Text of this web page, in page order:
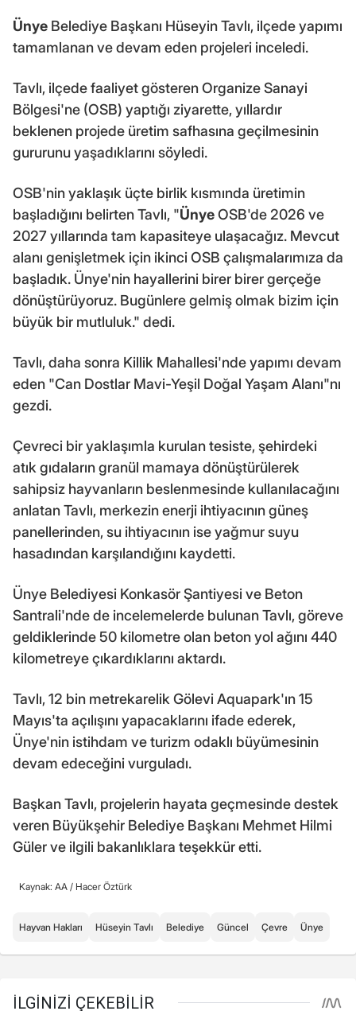
Ünye Belediye Başkanı Hüseyin Tavlı, ilçede yapımı
tamamlanan ve devam eden projeleri inceledi.
Tavlı, ilçede faaliyet gösteren Organize Sanayi
Bölgesi'ne (OSB) yaptığı ziyarette, yıllardır
beklenen projede üretim safhasına geçilmesinin
gururunu yaşadıklarını söyledi.
OSB'nin yaklaşık üçte birlik kısmında üretimin
başladığını belirten Tavlı, "ÜnyeOSB'de 2026 ve
2027 yıllarında tam kapasiteye ulaşacağız. Mevcut
alanı genişletmek için ikinci OSB çalışmalarımıza da
başladık. Ünye'nin hayallerini birer birer gerçeğe
dönüştürüyoruz. Bugünlere gelmiş olmak bizim için
büyük bir mutluluk." dedi.
Tavlı, daha sonra Killik Mahallesi'nde yapımı devam
eden "Can Dostlar Mavi-Yeşil Doğal Yaşam Alanı"nı
gezdi.
Çevreci bir yaklaşımla kurulan tesiste, şehirdeki
atık gıdaların granül mamaya dönüştürülerek
sahipsiz hayvanların beslenmesinde kullanılacağını
anlatan Tavlı, merkezin enerji ihtiyacının güneş
panellerinden, su ihtiyacının ise yağmur suyu
hasadından karşılandığını kaydetti.
Ünye Belediyesi Konkasör Şantiyesi ve Beton
Santrali'nde de incelemelerde bulunan Tavlı, göreve
geldiklerinde 50 kilometre olan beton yol ağını 440
kilometreye çıkardıklarını aktardı.
Tavlı, 12 bin metrekarelik Gölevi Aquapark'ın 15
Mayıs'ta açılışını yapacaklarını ifade ederek,
Ünye'nin istihdam ve turizm odaklı büyümesinin
devam edeceğini vurguladı.
Başkan Tavlı, projelerin hayata geçmesinde destek
veren Büyükşehir Belediye Başkanı Mehmet Hilmi
Güler ve ilgili bakanlıklara teşekkür etti.
Kaynak: AA / Hacer Öztürk
Hayvan Hakları Hüseyin Tavlı Belediye Güncel Çevre Ünye